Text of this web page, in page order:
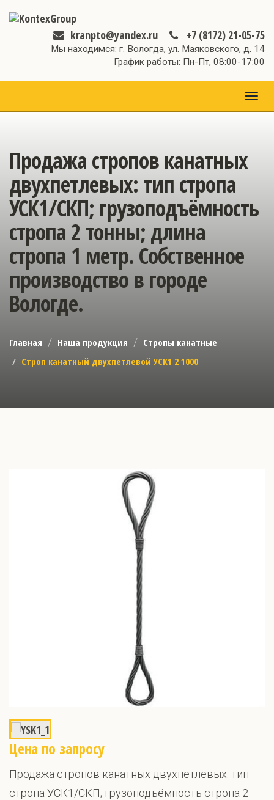
kranpto@yandex.ru +7 (8172) 21-05-75
Мы находимся: г. Вологда, ул. Маяковского, д. 14
График работы: Пн-Пт, 08:00-17:00
Продажа стропов канатных
двухпетлевых: тип стропа
УСК1/СКП; грузоподъёмность
стропа 2 тонны; длина
стропа 1 метр. Собственное
производство в городе
Вологде.
Главная Наша продукция
Стропы канатные
Строп канатный двухпетлевой УСК1 2 1000
Цена по запросу
Продажа стропов канатных двухпетлевых: тип
стропа УСК1/СКП; грузоподъёмность стропа 2